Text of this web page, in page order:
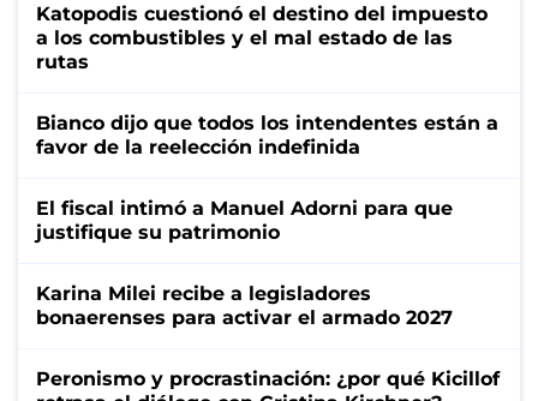
Katopodis cuestionó el destino del impuesto
a los combustibles y el mal estado de las
rutas
Bianco dijo que todos los intendentes están a
favor de la reelección indefinida
El fiscal intimó a Manuel Adorni para que
justifique su patrimonio
Karina Milei recibe a legisladores
bonaerenses para activar el armado 2027
Peronismo y procrastinación: ¿por qué Kicillof